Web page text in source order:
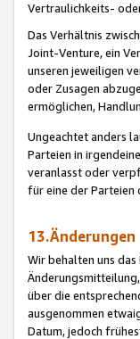
Vertraulichkeits-
Das Verhältnis
Joint-Venture, ein
unseren jeweiligen
oder Zusagen
ermöglichen,
Ungeachtet anders
Parteien in
veranlasst oder
für eine der Parteien
13.Änderungen
Wir behalten uns
über die
ausgenommen
Datum, jedoch